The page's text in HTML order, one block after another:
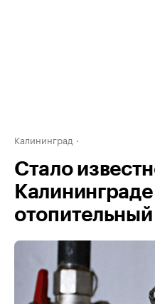
Калининград
Стало